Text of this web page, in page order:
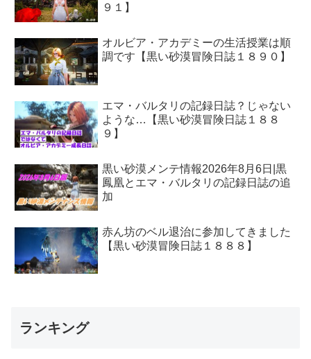
９１】
オルビア・アカデミーの生活授業は順
調です【黒い砂漠冒険日誌１８９０】
エマ・バルタリの記録日誌？じゃない
ような…【黒い砂漠冒険日誌１８８
９】
黒い砂漠メンテ情報2026年8月6日|黒
鳳凰とエマ・バルタリの記録日誌の追
加
赤ん坊のベル退治に参加してきました
【黒い砂漠冒険日誌１８８８】
ランキング